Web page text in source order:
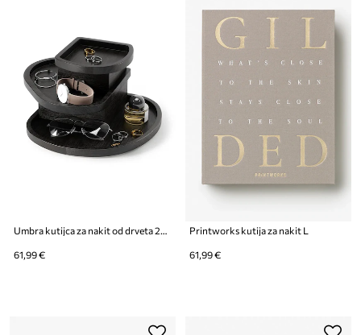
Umbra kutijca za nakit od drveta 23.3 x 23.3 x 12.9 cm
61,99 €
Printworks kutija za nakit L
61,99 €